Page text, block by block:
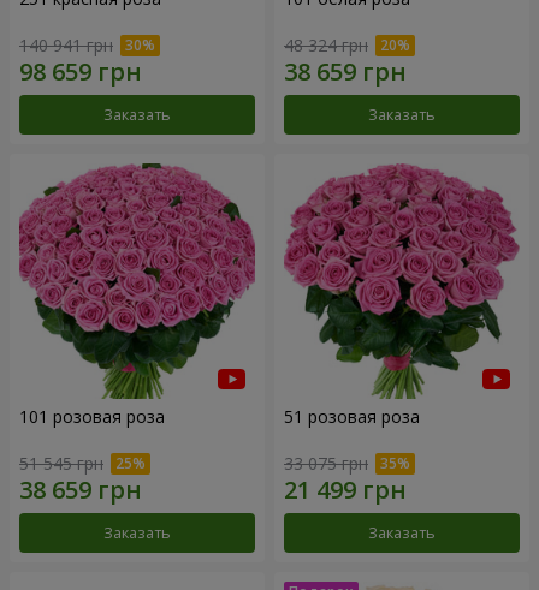
140 941 грн
Заказать
48 324 грн
Заказать
101 розовая роза
51 545 грн
Заказать
51 розовая роза
33 075 грн
Заказать